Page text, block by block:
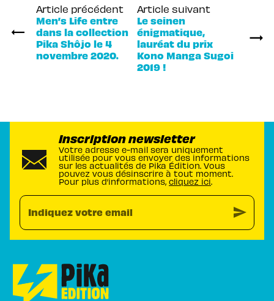
Article précédent
Men’s Life entre
dans la collection
Pika Shôjo le 4
novembre 2020.
Article suivant
Le seinen
énigmatique,
lauréat du prix
Kono Manga Sugoi
2019 !
Inscription newsletter
Votre adresse e-mail sera uniquement
utilisée pour vous envoyer des informations
sur les actualités de Pika Édition. Vous
pouvez vous désinscrire à tout moment.
Pour plus d’informations, cliquez ici.
Indiquez votre email send